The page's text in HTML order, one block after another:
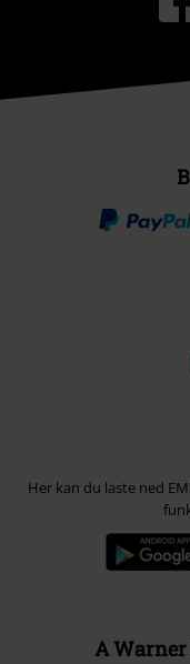
Her kan du laste ned
A